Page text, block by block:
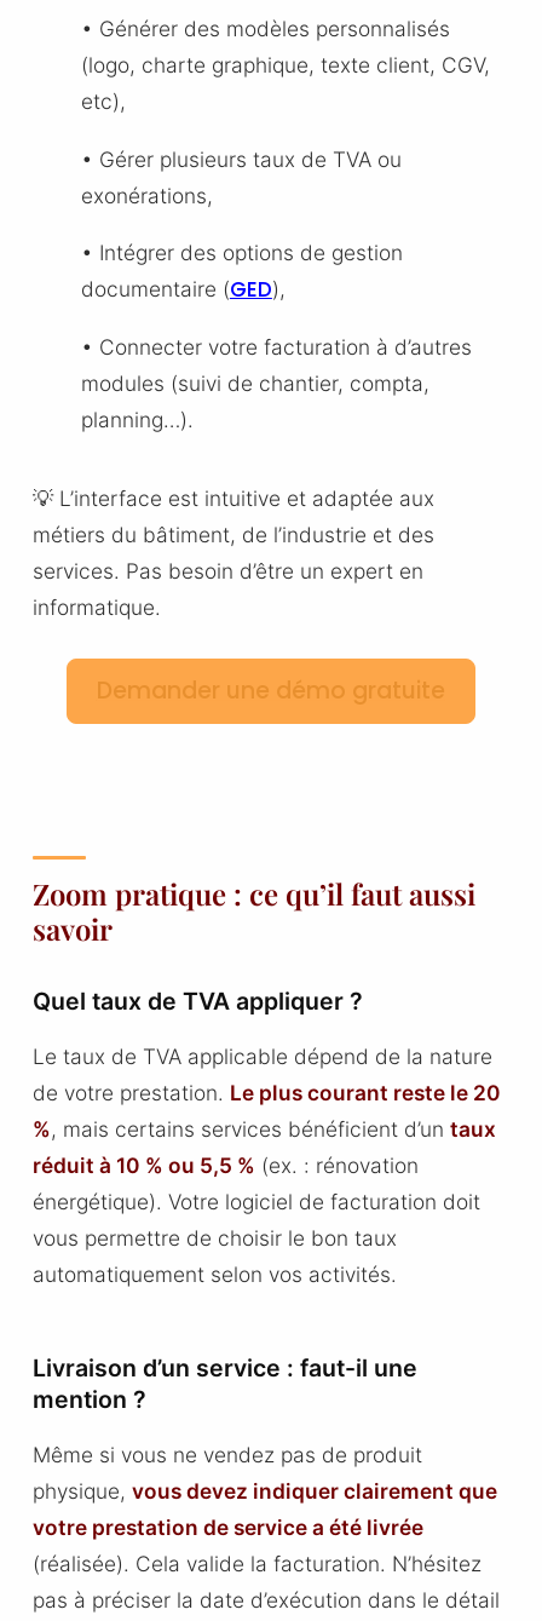
• Générer des modèles personnalisés
(logo, charte graphique, texte client, CGV,
etc),
• Gérer plusieurs taux de TVA ou
exonérations,
• Intégrer des options de gestion
documentaire (GED),
• Connecter votre facturation à d’autres
modules (suivi de chantier, compta,
planning…).
💡 L’interface est intuitive et adaptée aux
métiers du bâtiment, de l’industrie et des
services. Pas besoin d’être un expert en
informatique.
Demander une démo gratuite
Zoom pratique : ce qu’il faut aussi
savoir
Quel taux de TVA appliquer ?
Le taux de TVA applicable dépend de la nature
de votre prestation. Le plus courant reste le 20
%, mais certains services bénéficient d’un taux
réduit à 10 % ou 5,5 % (ex. : rénovation
énergétique). Votre logiciel de facturation doit
vous permettre de choisir le bon taux
automatiquement selon vos activités.
Livraison d’un service : faut-il une
mention ?
Même si vous ne vendez pas de produit
physique, vous devez indiquer clairement que
votre prestation de service a été livrée
(réalisée). Cela valide la facturation. N’hésitez
pas à préciser la date d’exécution dans le détail